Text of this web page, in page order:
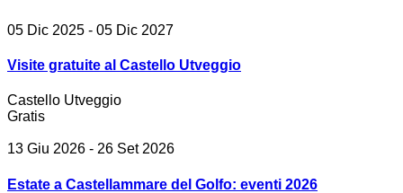
05 Dic 2025 - 05 Dic 2027
Visite gratuite al Castello Utveggio
Castello Utveggio
Gratis
13 Giu 2026 - 26 Set 2026
Estate a Castellammare del Golfo: eventi 2026